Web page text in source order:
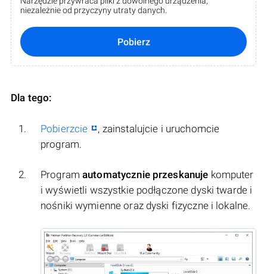
niezależnie od przyczyny utraty danych.
Pobierz
Dla tego:
Pobierzcie
, zainstalujcie i uruchomcie
program.
Programautomatycznie przeskanuje komputer
i wyświetli wszystkie podłączone dyski twarde i
nośniki wymienne oraz dyski fizyczne i lokalne.